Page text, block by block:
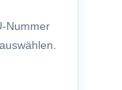
Nummer